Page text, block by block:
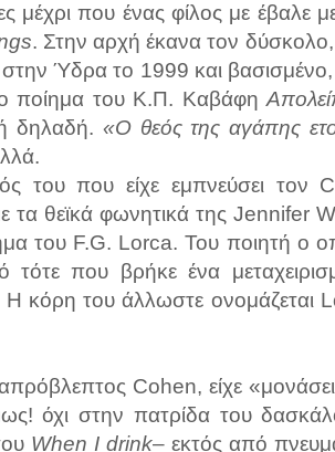
μέχρι που ένας φίλος με έβαλε
. Στην αρχή έκανα τον
Ύδρα το 1999 και
ποίημα του Κ.Π. Καβάφη
δηλαδή. «Ο θεός της αγάπης
που είχε εμπνεύσει τον
θεϊκά φωνητικά της Jennifer
του F.G. Lorca. Του ποιητή ο
που βρήκε ένα
κόρη του άλλωστε ονομάζεται
Cohen, είχε
όχι στην πατρίδα του
When I drink– εκτός από